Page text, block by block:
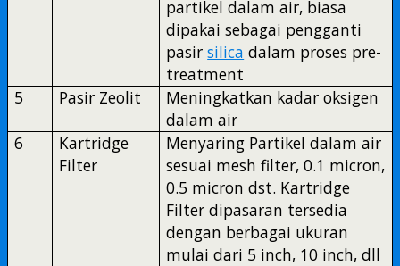
partikel dalam air, biasa
dipakai sebagai pengganti
pasirsilica dalam proses pre-
treatment
5
Pasir Zeolit
Meningkatkan kadar oksigen
dalam air
6
Kartridge
Filter
Menyaring Partikel dalam air
sesuai mesh filter, 0.1 micron,
0.5 micron dst. Kartridge
Filter dipasaran tersedia
dengan berbagai ukuran
mulai dari 5 inch, 10 inch, dll